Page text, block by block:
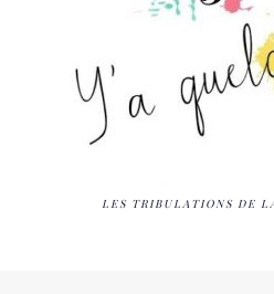
LES TRIBULATIONS DE